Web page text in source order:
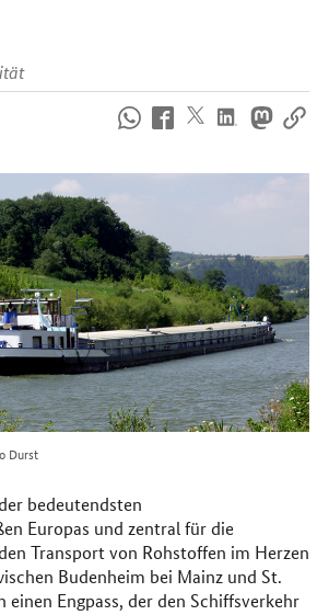
Durst
bedeutendsten
Europas und zentral für die
Transport von Rohstoffen im Herzen
Budenheim bei Mainz und St.
einen Engpass, der den Schiffsverkehr